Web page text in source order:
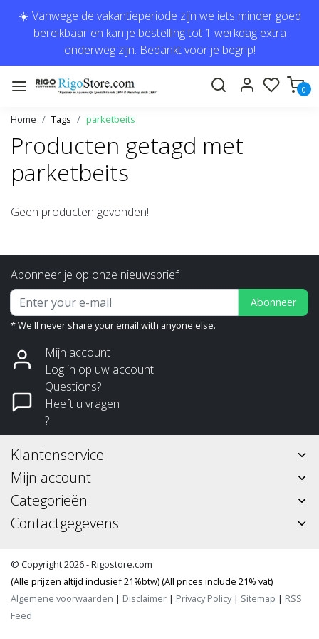
☀️ Vanwege de vakantieperiode zijn we iets minder goed
bereikbaar en kan je bestelling tot 1 werkdag extra
onderweg zijn. Bedankt voor je begrip!
0
Home Tags parketbeits
Producten getagd met
parketbeits
Geen producten gevonden!
Abonneer je op onze nieuwsbrief
Abonneer
* We'll never share your email with anyone else.
Mijn account
Log in op uw account
Questions?
Heeft u vragen
?
Klantenservice
Mijn account
Categorieën
Contactgegevens
© Copyright 2026 - Rigostore.com
(Alle prijzen altijd inclusief 21%btw) (All prices include 21% vat)
Algemene voorwaarden | Disclaimer | Privacy Policy| Sitemap | RSS
Feed